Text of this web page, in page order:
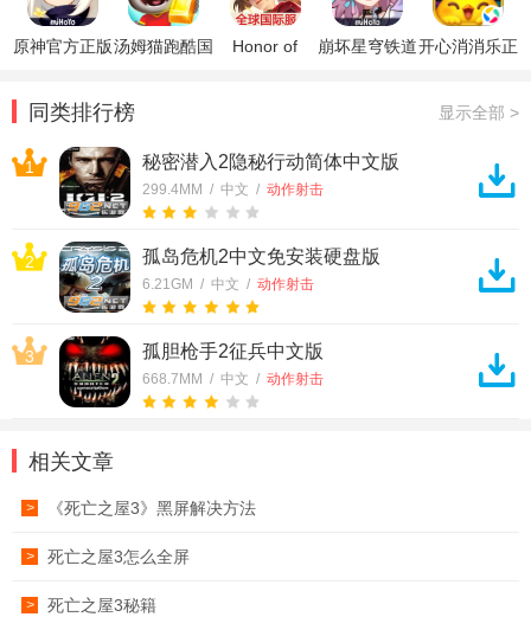
Survival)破解
版
2021)
Shoot-Gun
Game(死亡
原神官方正版汤姆猫跑酷国
Honor of
崩坏星穹铁道开心消消乐正
同类排行榜 显示全部 >
1 秘密潜入2隐秘行动简体中文版
299.4MM / 中文 / 动作射击
2 孤岛危机2中文免安装硬盘版
6.21GM / 中文 / 动作射击
3 孤胆枪手2征兵中文版
668.7MM / 中文 / 动作射击
相关文章
> 《死亡之屋3》黑屏解决方法
> 死亡之屋3怎么全屏
> 死亡之屋3秘籍